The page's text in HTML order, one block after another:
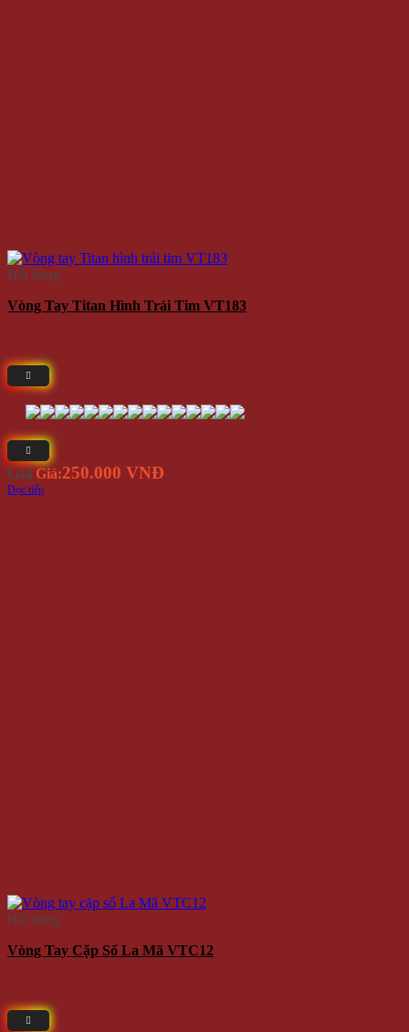
Hết hàng
Vòng Tay Titan Hình Trái Tim VT183
Giá Giá:250.000 VNĐ
Đọc tiếp
Hết hàng
Vòng Tay Cặp Số La Mã VTC12